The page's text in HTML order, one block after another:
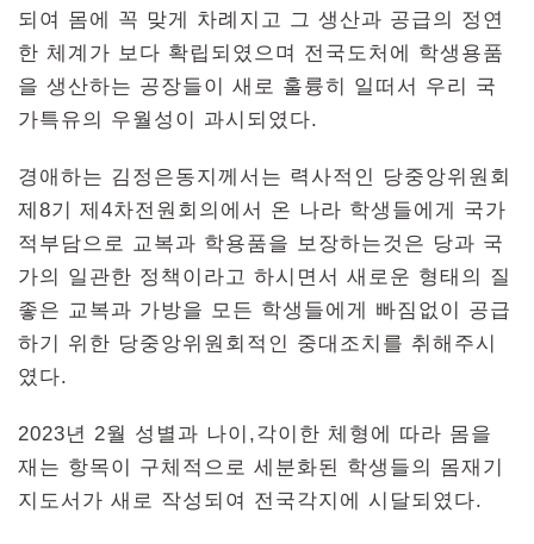
되여 몸에 꼭 맞게 차례지고 그 생산과 공급의 정연
한 체계가 보다 확립되였으며 전국도처에 학생용품
을 생산하는 공장들이 새로 훌륭히 일떠서 우리 국
가특유의 우월성이 과시되였다.
경애하는 김정은동지께서는 력사적인 당중앙위원회
제8기 제4차전원회의에서 온 나라 학생들에게 국가
적부담으로 교복과 학용품을 보장하는것은 당과 국
가의 일관한 정책이라고 하시면서 새로운 형태의 질
좋은 교복과 가방을 모든 학생들에게 빠짐없이 공급
하기 위한 당중앙위원회적인 중대조치를 취해주시
였다.
2023년 2월 성별과 나이,각이한 체형에 따라 몸을
재는 항목이 구체적으로 세분화된 학생들의 몸재기
지도서가 새로 작성되여 전국각지에 시달되였다.